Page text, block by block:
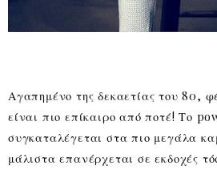
Αγαπημένο της δεκαετίας του 80,
είναι πιο επίκαιρο από ποτέ! Το
συγκαταλέγεται στα πιο μεγάλα
μάλιστα επανέρχεται σε εκδοχές